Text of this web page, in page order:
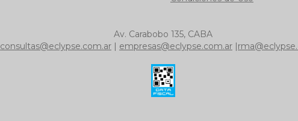
Av. Carabobo 135, CABA
consultas@eclypse.com.ar | empresas@eclypse.com.ar |